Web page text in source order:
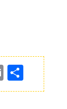
E
m 有